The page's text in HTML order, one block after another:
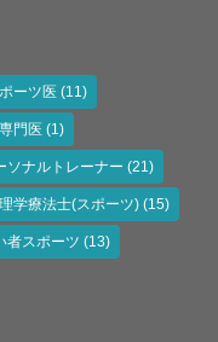
ーツ医 (11)
門医 (1)
ソナルトレーナー (21)
学療法士(スポーツ) (15)
者スポーツ (13)